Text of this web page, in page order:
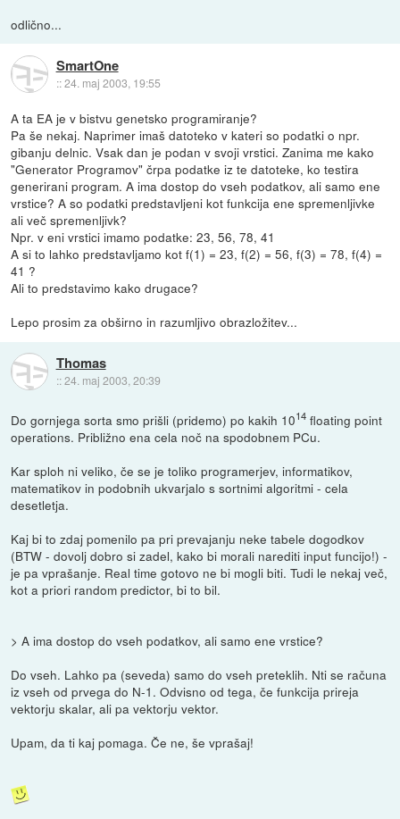
odlično...
SmartOne
::24. maj 2003, 19:55
A ta EA je v bistvu genetsko programiranje?
Pa še nekaj. Naprimer imaš datoteko v kateri so podatki o npr.
gibanju delnic. Vsak dan je podan v svoji vrstici. Zanima me kako
"Generator Programov" črpa podatke iz te datoteke, ko testira
generirani program. A ima dostop do vseh podatkov, ali samo ene
vrstice? A so podatki predstavljeni kot funkcija ene spremenljivke
ali več spremenljivk?
Npr. v eni vrstici imamo podatke: 23, 56, 78, 41
A si to lahko predstavljamo kot f(1) = 23, f(2) = 56, f(3) = 78, f(4) =
41 ?
Ali to predstavimo kako drugace?
Lepo prosim za obširno in razumljivo obrazložitev...
Thomas
::24. maj 2003, 20:39
Do gornjega sorta smo prišli (pridemo) po kakih 1014 floating point
operations. Približno ena cela noč na spodobnem PCu.
Kar sploh ni veliko, če se je toliko programerjev, informatikov,
matematikov in podobnih ukvarjalo s sortnimi algoritmi - cela
desetletja.
Kaj bi to zdaj pomenilo pa pri prevajanju neke tabele dogodkov
(BTW - dovolj dobro si zadel, kako bi morali narediti input funcijo!) -
je pa vprašanje. Real time gotovo ne bi mogli biti. Tudi le nekaj več,
kot a priori random predictor, bi to bil.
> A ima dostop do vseh podatkov, ali samo ene vrstice?
Do vseh. Lahko pa (seveda) samo do vseh preteklih. Nti se računa
iz vseh od prvega do N-1. Odvisno od tega, če funkcija prireja
vektorju skalar, ali pa vektorju vektor.
Upam, da ti kaj pomaga. Če ne, še vprašaj!